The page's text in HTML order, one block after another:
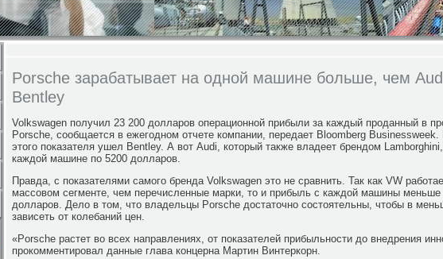
Porsche зарабатывает на одной машине больше, чем
Bentley
Volkswagen получил 23 200 долларов операционной прибыли за каждый проданный в
Porsche, сообщается в ежегодном отчете компании, передает Bloomberg Businessweek.
этого показателя ушел Bentley. А вот Audi, который также владеет брендом
каждой машине по 5200 долларов.
Правда, с показателями самого бренда Volkswagen это не сравнить. Так как VW
массовом сегменте, чем перечисленные марки, то и прибыль с каждой машины меньше
долларов. Дело в том, что владельцы Porsche достаточно состоятельны, чтобы в
зависеть от колебаний цен.
«Porsche растет во всех направлениях, от показателей прибыльности до внедрения
прокомментировал данные глава концерна Мартин Винтеркорн.